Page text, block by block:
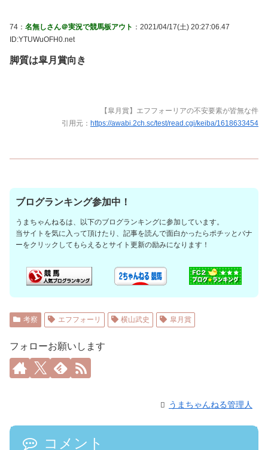
74： 名無しさん＠実況で競馬板アウト ：2021/04/17(土) 20:27:06.47
ID:YTUWuOFH0.net
脚質は皐月賞向き
【皐月賞】エフフォーリアの不安要素が皆無な件
引用元： https://awabi.2ch.sc/test/read.cgi/keiba/1618633454
ブログランキング参加中！
うまちゃんねるは、以下のブログランキングに参加しています。
当サイトを気に入って頂けたり、記事を読んで面白かったらポチッとバナ
ーをクリックしてもらえるとサイト更新の励みになります！
考察 エフフォーリ 横山武史 皐月賞
フォローお願いします
うまちゃんねる管理人
コメント